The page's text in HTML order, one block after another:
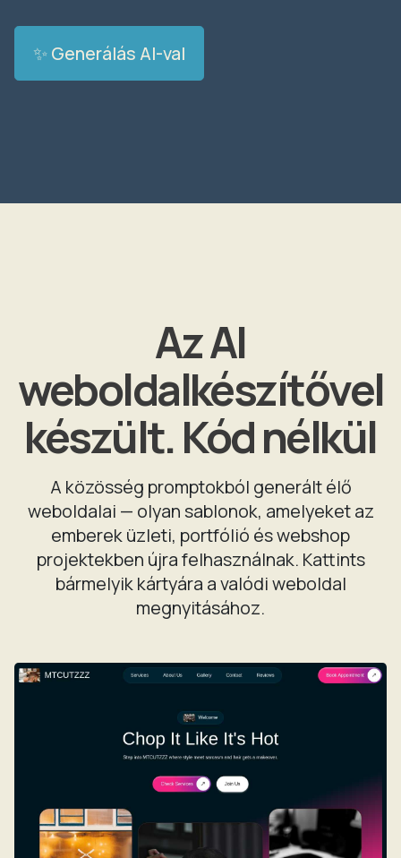
✨ Generálás AI-val
Az AI
weboldalkészítővel
készült. Kód nélkül
A közösség promptokból generált élő
weboldalai — olyan sablonok, amelyeket az
emberek üzleti, portfólió és webshop
projektekben újra felhasználnak. Kattints
bármelyik kártyára a valódi weboldal
megnyitásához.